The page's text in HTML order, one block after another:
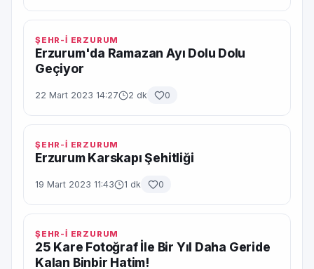
ŞEHR-İ ERZURUM
Erzurum'da Ramazan Ayı Dolu Dolu
Geçiyor
22 Mart 2023 14:27 2 dk 0
ŞEHR-İ ERZURUM
Erzurum Karskapı Şehitliği
19 Mart 2023 11:43 1 dk 0
ŞEHR-İ ERZURUM
25 Kare Fotoğraf İle Bir Yıl Daha Geride
Kalan Binbir Hatim!